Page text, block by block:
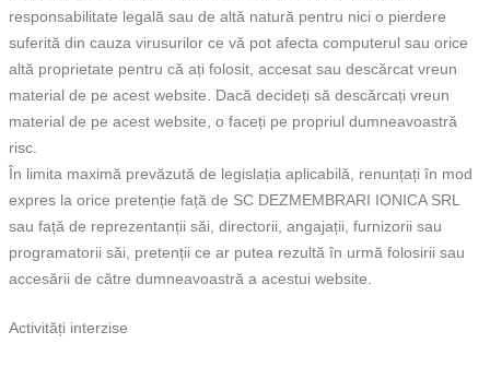
responsabilitate legală sau de altă natură pentru nici o pierdere
suferită din cauza virusurilor ce vă pot afecta computerul sau orice
altă proprietate pentru că ați folosit, accesat sau descărcat vreun
material de pe acest website. Dacă decideți să descărcați vreun
material de pe acest website, o faceți pe propriul dumneavoastră
risc.
În limita maximă prevăzută de legislația aplicabilă, renunțați în mod
expres la orice pretenție față de SC DEZMEMBRARI IONICA SRL
sau față de reprezentanții săi, directorii, angajații, furnizorii sau
programatorii săi, pretenții ce ar putea rezultă în urmă folosirii sau
accesării de către dumneavoastră a acestui website.
Activități interzise